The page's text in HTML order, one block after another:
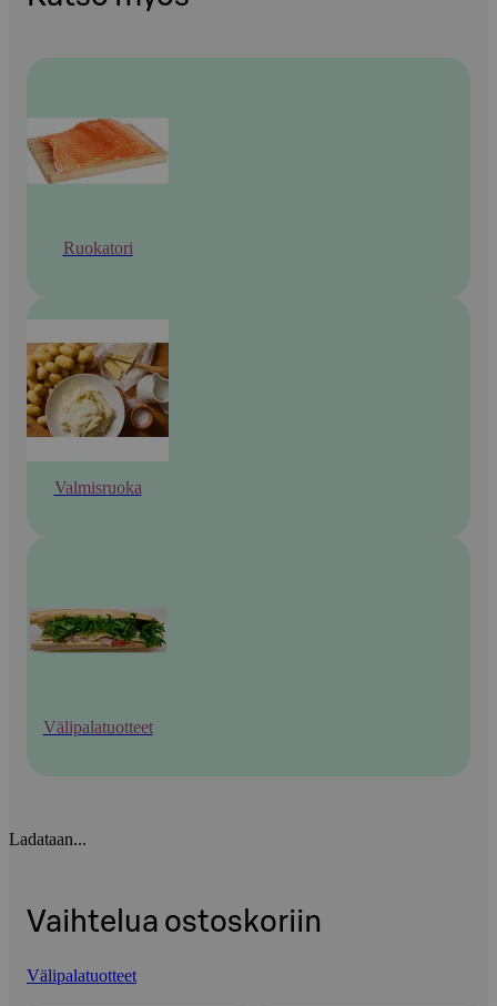
Ruokatori
Valmisruoka
Välipalatuotteet
Ladataan...
Vaihtelua ostoskoriin
Välipalatuotteet